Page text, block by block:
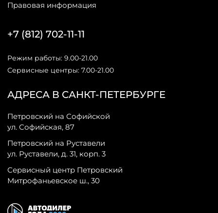
Правовая информация
АДРЕСА В САНКТ-ПЕТЕРБУРГЕ
Петровский на Софийской
ул. Софийская, 87
Петровский на Руставели
ул. Руставели, д. 31, корп. 3
Сервисный центр Петровский
Митрофаньевское ш., 30
+7 (812) 702-11-11
Режим работы: 9.00-21.00
Сервисные центры: 7.00-21.00